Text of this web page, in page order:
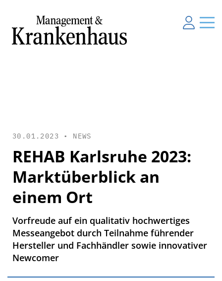
30.01.2023 • NEWS
REHAB Karlsruhe 2023:
Marktüberblick an
einem Ort
Vorfreude auf ein qualitativ hochwertiges
Messeangebot durch Teilnahme führender
Hersteller und Fachhändler sowie innovativer
Newcomer